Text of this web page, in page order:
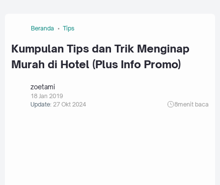
Beranda Tips
Kumpulan Tips dan Trik Menginap
Murah di Hotel (Plus Info Promo)
zoetami
18 Jan 2019
Update: 27 Okt 2024 8menit baca